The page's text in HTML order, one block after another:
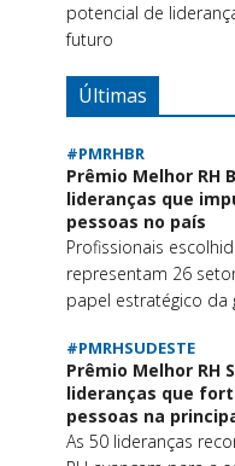
potencial de
futuro
Últimas
#PMRHBR
Prêmio Melhor RH
lideranças que
pessoas no país
Profissionais
representam 26
papel estratégico
#PMRHSUDESTE
Prêmio Melhor RH
lideranças que
pessoas na
As 50 lideranças